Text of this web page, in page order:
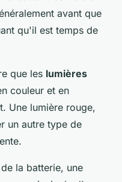
avant que
qu'il est temps de
que les lumières
couleur et en
Une lumière rouge,
un autre type de
la batterie, une